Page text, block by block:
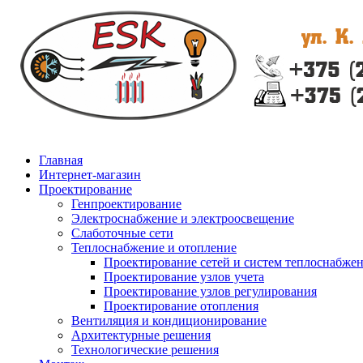
Главная
Интернет-магазин
Проектирование
Генпроектирование
Электроснабжение и электроосвещение
Слаботочные сети
Теплоснабжение и отопление
Проектирование сетей и систем
Проектирование узлов учета
Проектирование узлов регулирования
Проектирование отопления
Вентиляция и кондиционирование
Архитектурные решения
Технологические решения